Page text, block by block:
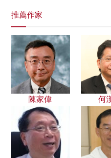
推薦作家
陳家偉 何